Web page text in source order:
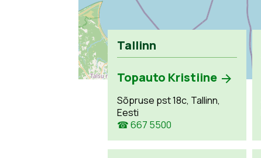
Tallinn
Topauto Kristiine
Sõpruse pst 18c, Tallinn,
Eesti
☎ 667 5500